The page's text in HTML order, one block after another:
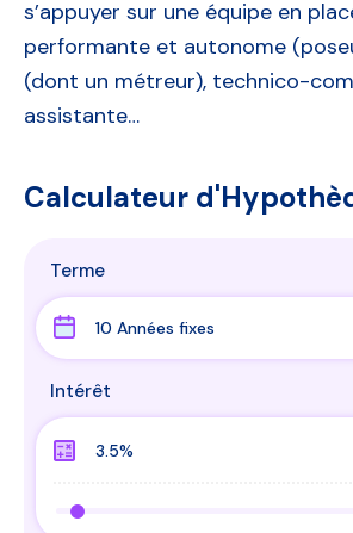
s’appuyer sur une équipe en
performante et autonome
(dont un métreur), technico-
assistante…
Calculateur
Terme
10 Années fixes
Intérêt